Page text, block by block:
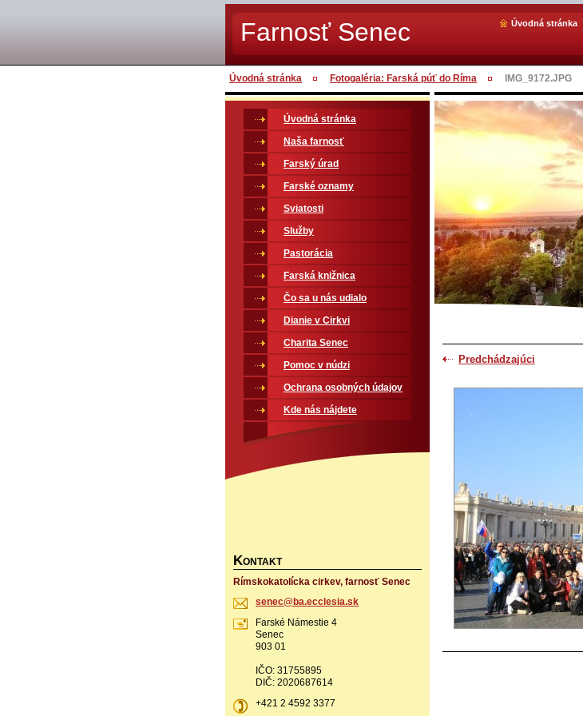
Farnosť Senec Úvodná stránka
Úvodná stránka Fotogaléria: Farská púť do Ríma IMG_9172.JPG
Predchádzajúci
Úvodná stránka
Naša farnosť
Farský úrad
Farské oznamy
Sviatosti
Služby
Pastorácia
Farská knižnica
Čo sa u nás udialo
Dianie v Cirkvi
Charita Senec
Pomoc v núdzi
Ochrana osobných údajov
Kde nás nájdete
KONTAKT
Rímskokatolícka cirkev, farnosť Senec
senec@ba.ecclesia.sk
Farské Námestie 4
Senec
903 01
IČO: 31755895
DIČ: 2020687614
+421 2 4592 3377